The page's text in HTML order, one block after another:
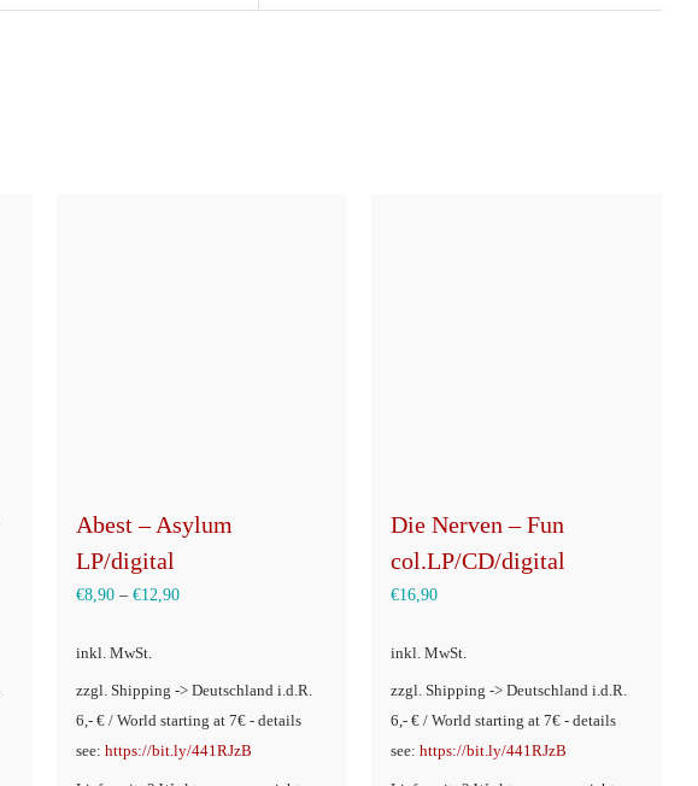
Abest – Asylum
LP/digital
€8,90 –€12,90
inkl. MwSt.
zzgl. Shipping -> Deutschland i.d.R.
6,- € / World starting at 7€ - details
see:https://bit.ly/441RJzB
Die Nerven – Fun
col.LP/CD/digital
€16,90
inkl. MwSt.
zzgl. Shipping -> Deutschland i.d.R.
6,- € / World starting at 7€ - details
see:https://bit.ly/441RJzB